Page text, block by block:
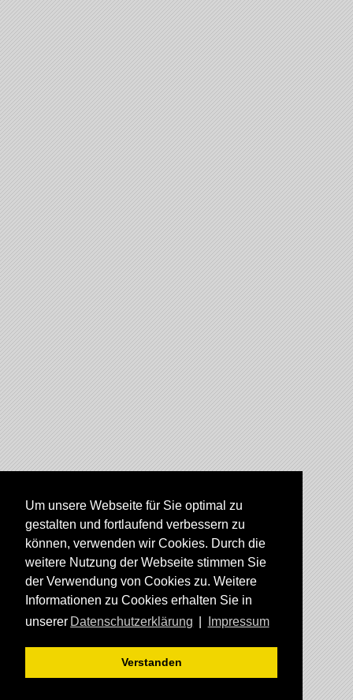
Um unsere Webseite für Sie optimal zu
gestalten und fortlaufend verbessern zu
können, verwenden wir Cookies. Durch die
weitere Nutzung der Webseite stimmen Sie
der Verwendung von Cookies zu. Weitere
Informationen zu Cookies erhalten Sie in
unserer Datenschutzerklärung Impressum
Verstanden